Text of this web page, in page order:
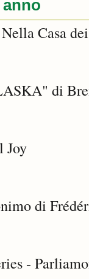
Casa
di
Joy
di
-